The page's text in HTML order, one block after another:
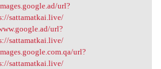
url?
sattamatkai.live/
url?
sattamatkai.live/
url?
sattamatkai.live/